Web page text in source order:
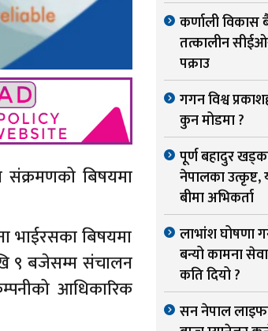
संक्रमणको बिषयमा
भाईरसका बिषयमा
९ बजेसम्म संचालन
आधिकारिक
कर्णाली विकास
तत्कालीन
पक्राउ
गगन विश्व
कुन मोडमा ?
पूर्ण बहादुर
नेपालका उत्कृष्ट,
बीमा अभिकर्ता
लाभांश घोषणा
बन्यो कामना
कति दियो ?
सन नेपाल